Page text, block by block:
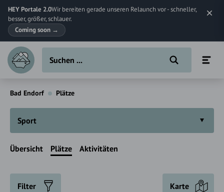
HEY Portale 2.0Wir bereiten gerade unseren Relaunch vor - schneller,
besser, größer, schlauer.
Coming soon →
Bad Endorf Plätze
Sport
Übersicht Plätze Aktivitäten
Filter Karte